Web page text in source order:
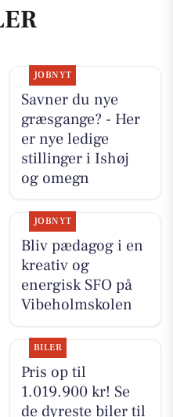
JOBNYT
Savner du nye
græsgange? - Her
er nye ledige
stillinger i Ishøj
og omegn
JOBNYT
Bliv pædagog i en
kreativ og
energisk SFO på
Vibeholmskolen
BILER
Pris op til
1.019.900 kr! Se
de dyreste biler til